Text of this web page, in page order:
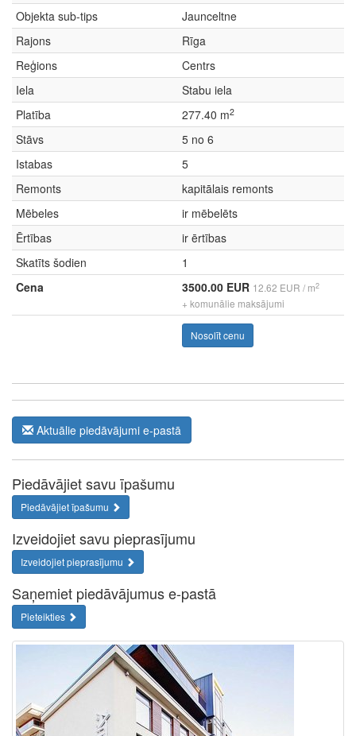
Objekta sub-tips
Jaunceltne
Rajons
Rīga
Reģions
Centrs
Iela
Stabu iela
Platība
277.40 m2
Stāvs
5 no 6
Istabas
5
Remonts
kapitālais remonts
Mēbeles
ir mēbelēts
Ērtības
ir ērtības
Skatīts šodien
1
Cena
3500.00 EUR 12.62 EUR / m2
+ komunālie maksājumi
Nosolīt cenu
Aktuālie piedāvājumi e-pastā
Piedāvājiet savu īpašumu
Piedāvājiet īpašumu
Izveidojiet savu pieprasījumu
Izveidojiet pieprasījumu
Saņemiet piedāvājumus e-pastā
Pieteikties